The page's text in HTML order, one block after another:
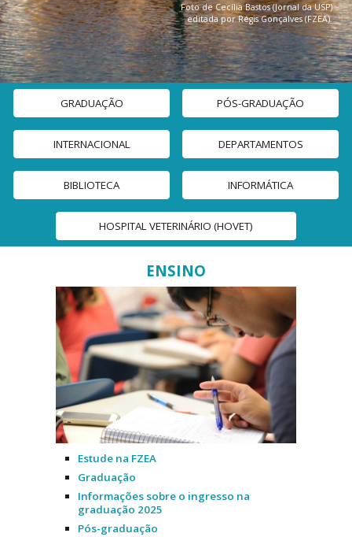
Foto de Cecília Bastos (Jornal da USP)
editada por Régis Gonçalves (FZEA)
GRADUAÇÃO PÓS-GRADUAÇÃO
INTERNACIONAL DEPARTAMENTOS
BIBLIOTECA INFORMÁTICA
HOSPITAL VETERINÁRIO (HOVET)
ENSINO
Estude na FZEA
Graduação
Informações sobre o ingresso na
graduação 2025
Pós-graduação